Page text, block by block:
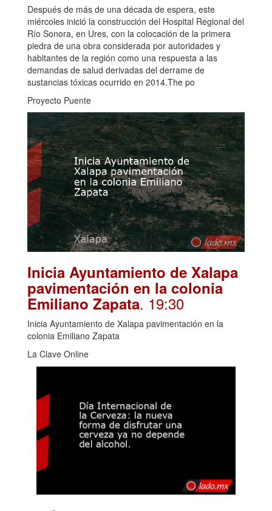
Después de más de una década de espera, este
miércoles inició la construcción del Hospital Regional del
Río Sonora, en Ures, con la colocación de la primera
piedra de una obra considerada por autoridades y
habitantes de la región como una respuesta a las
demandas de salud derivadas del derrame de
sustancias tóxicas ocurrido en 2014.The po
Proyecto Puente
Inicia Ayuntamiento de Xalapa
pavimentación en la colonia
Emiliano Zapata. 19:30
Inicia Ayuntamiento de Xalapa pavimentación en la
colonia Emiliano Zapata
La Clave Online